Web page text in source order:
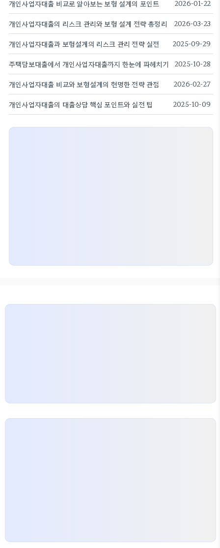
개인사업자대출 비교로 알아보는 보험 설계의 포인트 2026-01-22
개인사업자대출의 리스크 관리와 보험 설계 전략 총정리 2026-03-23
개인사업자대출과 보험설계의 리스크 관리 전략 실전 2025-09-29
주택담보대출에서 개인사업자대출까지 한눈에 파헤치기 2025-10-28
개인사업자대출 비교와 보험설계의 현명한 전략 관점 2026-02-27
개인사업자대출의 대출상담 핵심 포인트와 실전 팁 2025-10-09